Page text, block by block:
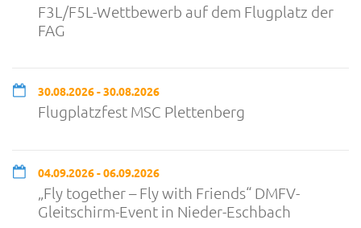
F3L/F5L-Wettbewerb auf dem Flugplatz der
FAG
30.08.2026 - 30.08.2026
Flugplatzfest MSC Plettenberg
04.09.2026 - 06.09.2026
„Fly together – Fly with Friends“ DMFV-
Gleitschirm-Event in Nieder-Eschbach